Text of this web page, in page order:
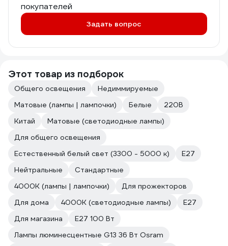
покупателей
Задать вопрос
Этот товар из подборок
Общего освещения
Недиммируемые
Матовые (лампы | лампочки)
Белые
220В
Китай
Матовые (светодиодные лампы)
Для общего освещения
Естественный белый свет (3300 - 5000 к)
Е27
Нейтральные
Стандартные
4000К (лампы | лампочки)
Для прожекторов
Для дома
4000К (светодиодные лампы)
E27
Для магазина
E27 100 Вт
Лампы люминесцентные G13 36 Вт Osram